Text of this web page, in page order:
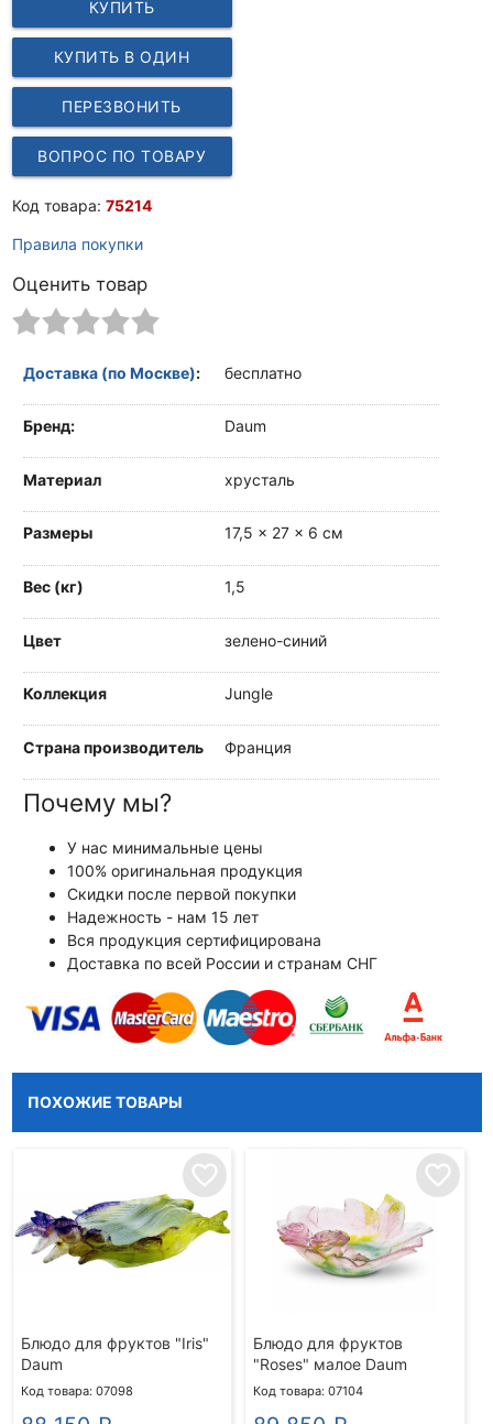
КУПИТЬ
КУПИТЬ В ОДИН
КЛИК
ПЕРЕЗВОНИТЬ
ВОПРОС ПО ТОВАРУ
Код товара: 75214
Правила покупки
Оценить товар
Доставка (по Москве): бесплатно
Бренд: Daum
Материал хрусталь
Размеры 17,5 × 27 × 6 см
Вес (кг) 1,5
Цвет зелено-синий
Коллекция Jungle
Страна производитель Франция
Почему мы?
У нас минимальные цены
100% оригинальная продукция
Скидки после первой покупки
Надежность - нам 15 лет
Вся продукция сертифицирована
Доставка по всей России и странам СНГ
ПОХОЖИЕ ТОВАРЫ
favorite_border
Блюдо для фруктов "Iris"
Daum
Код товара: 07098
favorite_border
Блюдо для фруктов
"Roses" малое Daum
Код товара: 07104